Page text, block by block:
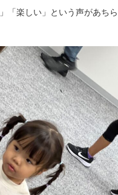
「楽しい」という声があち